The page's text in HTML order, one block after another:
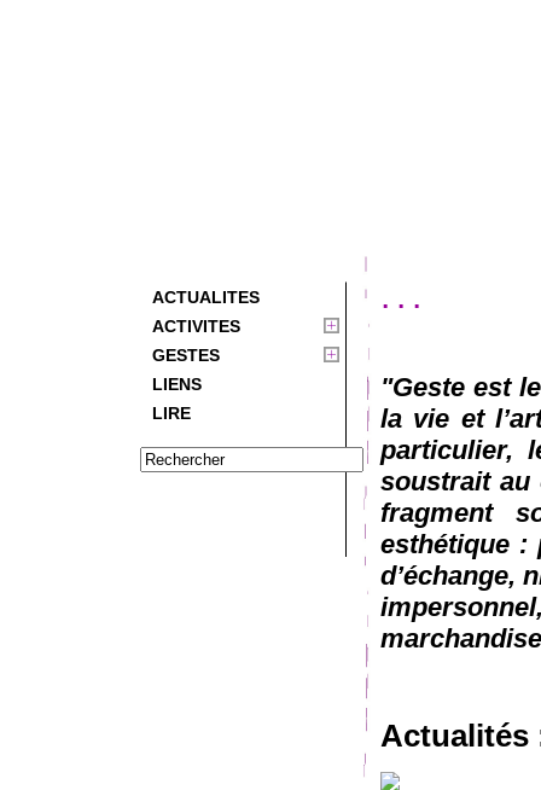
ACTUALITES
ACTIVITES
GESTES
LIENS
LIRE
...
"Geste est
la vie et
particulier,
soustrait au
fragment
esthétique :
d’échange,
Actualités